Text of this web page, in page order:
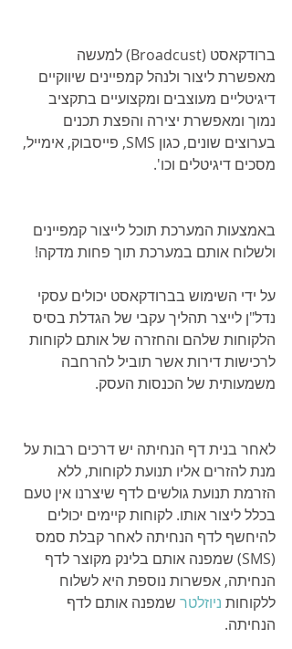
ברודקאסט (Broadcust) למעשה
מאפשרת ליצור ולנהל קמפיינים שיווקיים
דיגיטליים מעוצבים ומקצועיים בתקציב
נמוך ומאפשרת יצירה והפצת תכנים
בערוצים שונים, כגון SMS, פייסבוק, אימייל,
מסכים דיגיטלים וכו'.
באמצעות המערכת תוכל לייצור קמפיינים
ולשלוח אותם במערכת תוך פחות מדקה!
על ידי השימוש בברודקאסט יכולים עסקי
נדל"ן לייצר תהליך עקבי של הגדלת בסיס
הלקוחות שלהם והחזרה של אותם לקוחות
לרכישות דירות אשר תוביל להרחבה
משמעותית של הכנסות העסק.
לאחר בנית דף הנחיתה יש דרכים רבות על
מנת להזרים אליו תנועת לקוחות, ללא
הזרמת תנועת גולשים לדף שיצרנו אין טעם
בכלל ליצור אותו. לקוחות קיימים יכולים
להיחשף לדף הנחיתה לאחר קבלת סמס
(SMS) שמפנה אותם בלינק מקוצר לדף
הנחיתה, אפשרות נוספת היא לשלוח
ללקוחות ניוזלטר שמפנה אותם לדף
הנחיתה.